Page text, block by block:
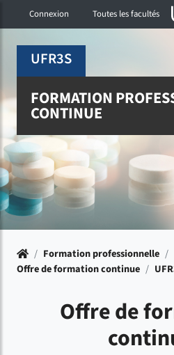
Accéder au menu principal
Accéder à la recherche
Accéder au pied de page
Connexion Toutes les facultés
menu
UFR3S
FORMATION
CONTINUE
Accueil
/ Formation professionnelle /
Offre de formation continue /
Offre de